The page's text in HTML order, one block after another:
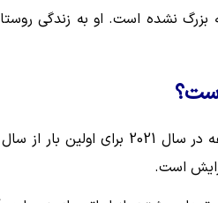
نشده است. او به زندگی
است.